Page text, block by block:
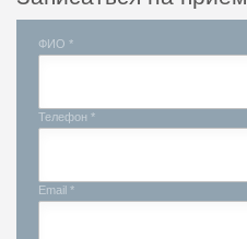
ФИО *
Телефон *
Email *